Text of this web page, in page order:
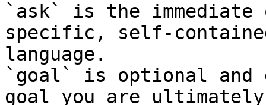
`ask` is the
specific, self-
language.
`goal` is optional and
goal you are